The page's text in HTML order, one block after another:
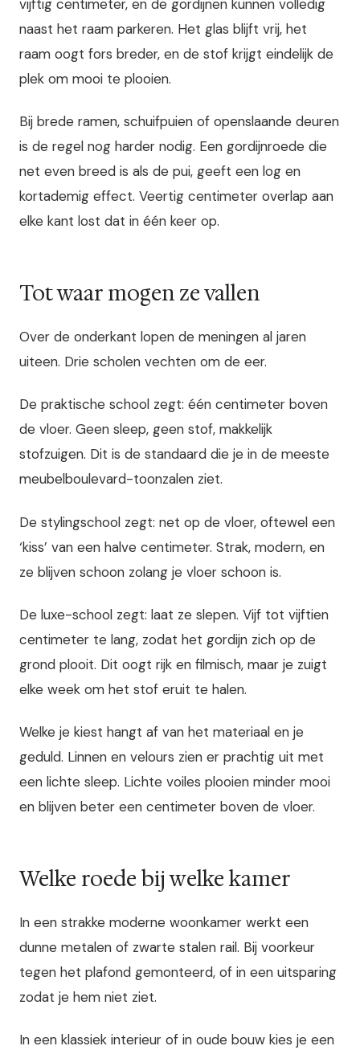
vijftig centimeter, en de gordijnen kunnen volledig
naast het raam parkeren. Het glas blijft vrij, het
raam oogt fors breder, en de stof krijgt eindelijk de
plek om mooi te plooien.
Bij brede ramen, schuifpuien of openslaande deuren
is de regel nog harder nodig. Een gordijnroede die
net even breed is als de pui, geeft een log en
kortademig effect. Veertig centimeter overlap aan
elke kant lost dat in één keer op.
Tot waar mogen ze vallen
Over de onderkant lopen de meningen al jaren
uiteen. Drie scholen vechten om de eer.
De praktische school zegt: één centimeter boven
de vloer. Geen sleep, geen stof, makkelijk
stofzuigen. Dit is de standaard die je in de meeste
meubelboulevard-toonzalen ziet.
De stylingschool zegt: net op de vloer, oftewel een
‘kiss’ van een halve centimeter. Strak, modern, en
ze blijven schoon zolang je vloer schoon is.
De luxe-school zegt: laat ze slepen. Vijf tot vijftien
centimeter te lang, zodat het gordijn zich op de
grond plooit. Dit oogt rijk en filmisch, maar je zuigt
elke week om het stof eruit te halen.
Welke je kiest hangt af van het materiaal en je
geduld. Linnen en velours zien er prachtig uit met
een lichte sleep. Lichte voiles plooien minder mooi
en blijven beter een centimeter boven de vloer.
Welke roede bij welke kamer
In een strakke moderne woonkamer werkt een
dunne metalen of zwarte stalen rail. Bij voorkeur
tegen het plafond gemonteerd, of in een uitsparing
zodat je hem niet ziet.
In een klassiek interieur of in oude bouw kies je een